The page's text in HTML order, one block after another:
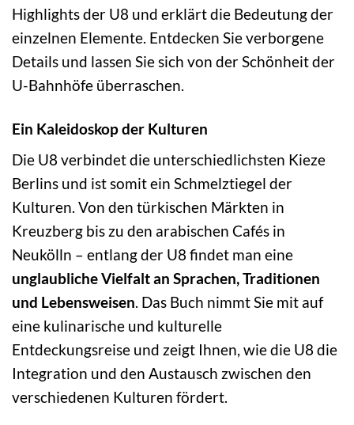
Highlights der U8 und erklärt die Bedeutung der
einzelnen Elemente. Entdecken Sie verborgene
Details und lassen Sie sich von der Schönheit der
U-Bahnhöfe überraschen.
Ein Kaleidoskop der Kulturen
Die U8 verbindet die unterschiedlichsten Kieze
Berlins und ist somit ein Schmelztiegel der
Kulturen. Von den türkischen Märkten in
Kreuzberg bis zu den arabischen Cafés in
Neukölln – entlang der U8 findet man eine
unglaubliche Vielfalt an Sprachen, Traditionen
und Lebensweisen. Das Buch nimmt Sie mit auf
eine kulinarische und kulturelle
Entdeckungsreise und zeigt Ihnen, wie die U8 die
Integration und den Austausch zwischen den
verschiedenen Kulturen fördert.